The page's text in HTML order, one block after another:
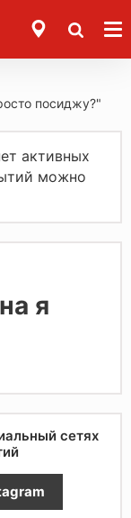
посиджу?"
активных
можно
я
сетях